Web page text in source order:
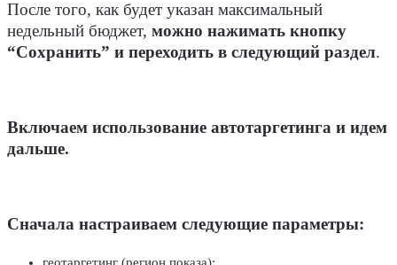
После того, как будет указан максимальный
недельный бюджет, можно нажимать кнопку
“Сохранить” и переходить в следующий раздел.
Включаем использование автотаргетинга и идем
дальше.
Сначала настраиваем следующие параметры: